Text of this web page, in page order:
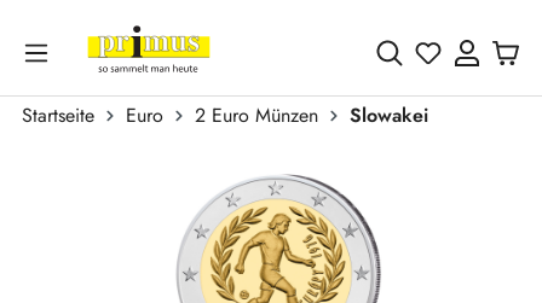
Zum Hauptinhalt springen
Du hast 0
Startseite Euro 2 Euro Münzen
Slowakei